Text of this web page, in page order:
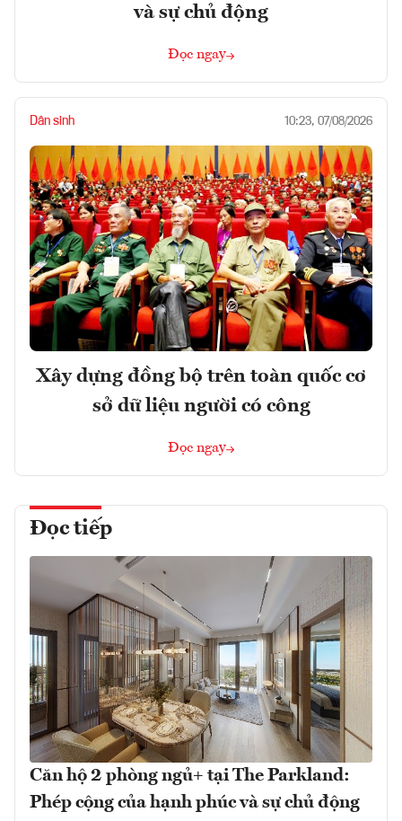
và sự chủ động
Đọc ngay
Dân sinh 10:23, 07/08/2026
Xây dựng đồng bộ trên toàn quốc cơ
sở dữ liệu người có công
Đọc ngay
Đọc tiếp
Căn hộ 2 phòng ngủ+ tại The Parkland:
Phép cộng của hạnh phúc và sự chủ động